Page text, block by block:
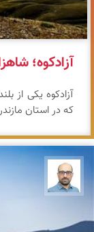
آزادکوه؛
آزادکوه یکی از
که در استان